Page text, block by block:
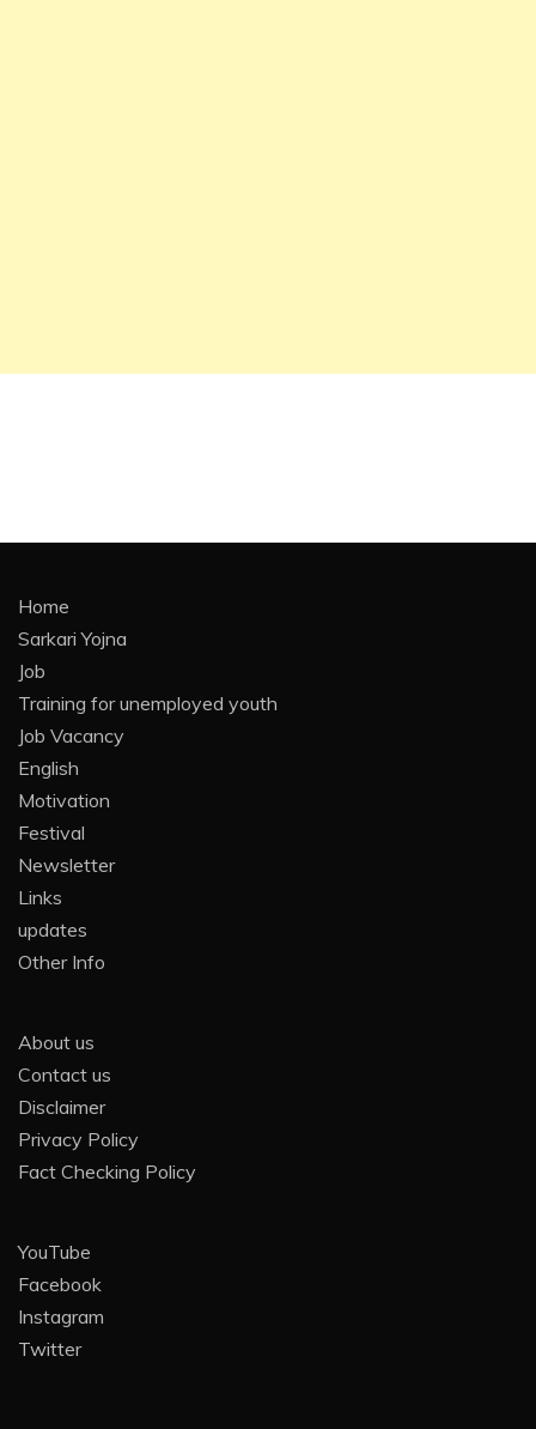
Home
Sarkari Yojna
Job
Training for unemployed youth
Job Vacancy
English
Motivation
Festival
Newsletter
Links
updates
Other Info
About us
Contact us
Disclaimer
Privacy Policy
Fact Checking Policy
YouTube
Facebook
Instagram
Twitter